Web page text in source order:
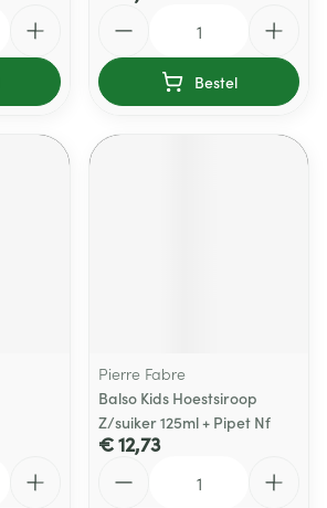
Bestel
Pierre Fabre
Balso Kids Hoestsiroop
Z/suiker 125ml + Pipet Nf
€ 12,73